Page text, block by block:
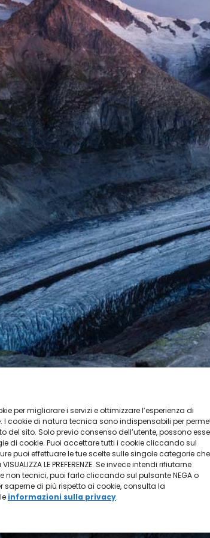
per migliorare i servizi e ottimizzare l’esperienza di
I cookie di natura tecnica sono indispensabili per
del sito. Solo previo consenso dell’utente, possono
di cookie. Puoi accettare tutti i cookie cliccando sul
puoi effettuare le tue scelte sulle singole categorie
LE PREFERENZE. Se invece intendi rifiutarne
non tecnici, puoi farlo cliccando sul pulsante NEGA o
saperne di più rispetto ai cookie, consulta la
informazioni sulla privacy.